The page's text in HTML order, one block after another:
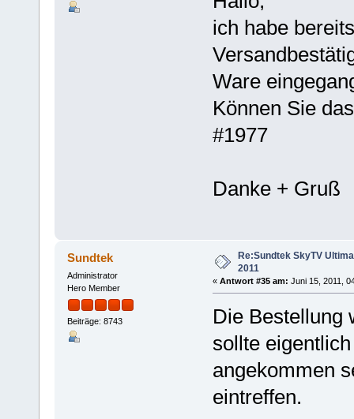
ich habe
Ware
Können Sie
#1977
Danke + Gruß
Sundtek
Administrator
Hero Member
Beiträge: 8743
Re:Sundtek SkyTV
2011
« Antwort #35 am: Juni 15, 2011,
Die Bestellung
sollte
angekommen
eintreffen.